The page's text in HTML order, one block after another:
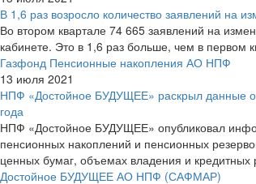
В 1,6 раз возросло количество заявлений на
Во втором квартале 74 665 заявлений на
кабинете. Это в 1,6 раз больше, чем в первом
Газфонд Пенсионные накопления АО НПФ
13 июля 2021
НПФ «Достойное БУДУЩЕЕ» раскрыл данные о
года
НПФ «Достойное БУДУЩЕЕ» опубликовал
пенсионных накоплений и пенсионных
ценных бумаг, объемах владения и кредитных
Достойное БУДУЩЕЕ АО НПФ (САФМАР)